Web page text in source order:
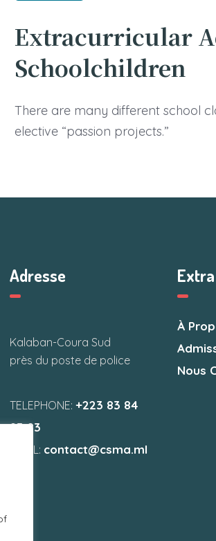
Extracurricular
Schoolchildren
There are many different school
elective “passion projects.”
Adresse
Kalaban-Coura Sud
près du poste de police
TELEPHONE: +223 83 84
83 83
EMAIL: contact@csma.ml
À
Nous